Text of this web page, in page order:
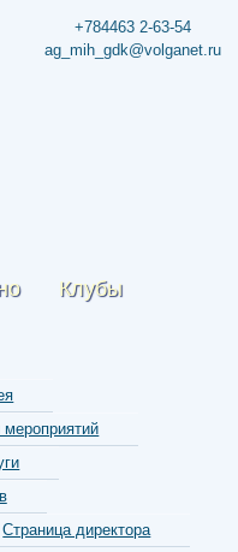
+784463 2-63-54
ag_mih_gdk@volganet.ru
Клубы
мероприятий
Страница директора